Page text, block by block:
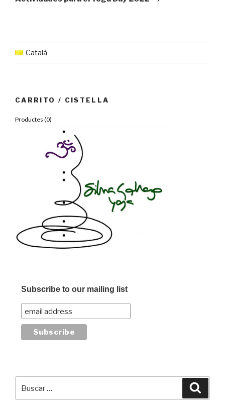
Català
CARRITO / CISTELLA
Productes (0)
Subscribe to our mailing list
por: